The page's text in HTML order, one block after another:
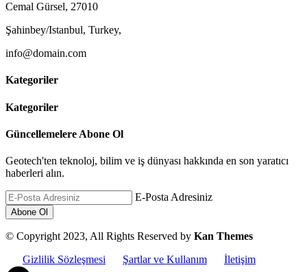
Cemal Gürsel, 27010
Şahinbey/Istanbul, Turkey,
info@domain.com
Kategoriler
Kategoriler
Güncellemelere Abone Ol
Geotech'ten teknoloj, bilim ve iş dünyası hakkında en son yaratıcı
haberleri alın.
E-Posta Adresiniz
© Copyright 2023, All Rights Reserved by Kan Themes
Gizlilik Sözleşmesi
Şartlar ve Kullanım İletişim